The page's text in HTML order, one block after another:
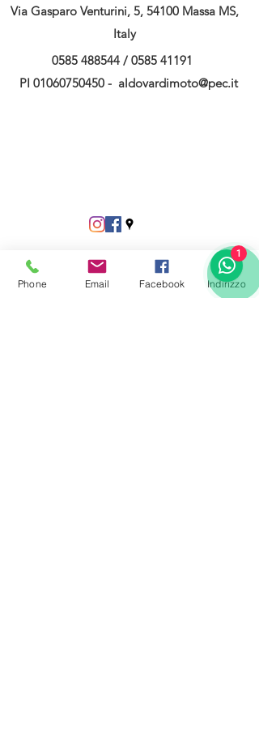
Via Gasparo Venturini, 5, 54100 Massa MS,
Italy
0585 488544 / 0585 41191
PI 01060750450 - aldovardimoto@pec.it
Phone Email Facebook Indirizzo
1